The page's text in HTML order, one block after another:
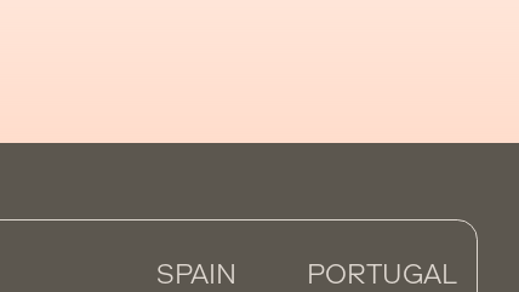
SPAIN PORTUGAL